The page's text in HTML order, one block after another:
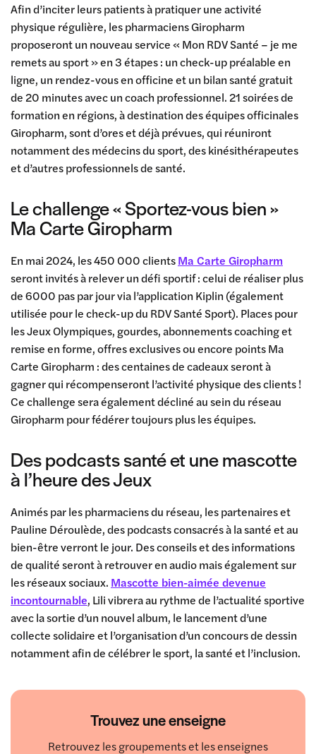
Trouvez une enseigne
Retrouvez les groupements et les enseignes
Afin d’inciter leurs patients à pratiquer une activité
physique régulière, les pharmaciens Giropharm
proposeront un nouveau service « Mon RDV Santé – je me
remets au sport » en 3 étapes : un check-up préalable en
ligne, un rendez-vous en officine et un bilan santé gratuit
de 20 minutes avec un coach professionnel. 21 soirées de
formation en régions, à destination des équipes officinales
Giropharm, sont d’ores et déjà prévues, qui réuniront
notamment des médecins du sport, des kinésithérapeutes
et d’autres professionnels de santé.
Le challenge « Sportez-vous bien »
Ma Carte Giropharm
En mai 2024, les 450 000 clientsMa Carte Giropharm
seront invités à relever un défi sportif : celui de réaliser plus
de 6000 pas par jour via l’application Kiplin (également
utilisée pour le check-up du RDV Santé Sport). Places pour
les Jeux Olympiques, gourdes, abonnements coaching et
remise en forme, offres exclusives ou encore points Ma
Carte Giropharm : des centaines de cadeaux seront à
gagner qui récompenseront l’activité physique des clients !
Ce challenge sera également décliné au sein du réseau
Giropharm pour fédérer toujours plus les équipes.
Des podcasts santé et une mascotte
à l’heure des Jeux
Animés par les pharmaciens du réseau, les partenaires et
Pauline Déroulède, des podcasts consacrés à la santé et au
bien-être verront le jour. Des conseils et des informations
de qualité seront à retrouver en audio mais également sur
les réseaux sociaux. Mascotte bien-aimée devenue
incontournable, Lili vibrera au rythme de l’actualité sportive
avec la sortie d’un nouvel album, le lancement d’une
collecte solidaire et l’organisation d’un concours de dessin
notamment afin de célébrer le sport, la santé et l’inclusion.